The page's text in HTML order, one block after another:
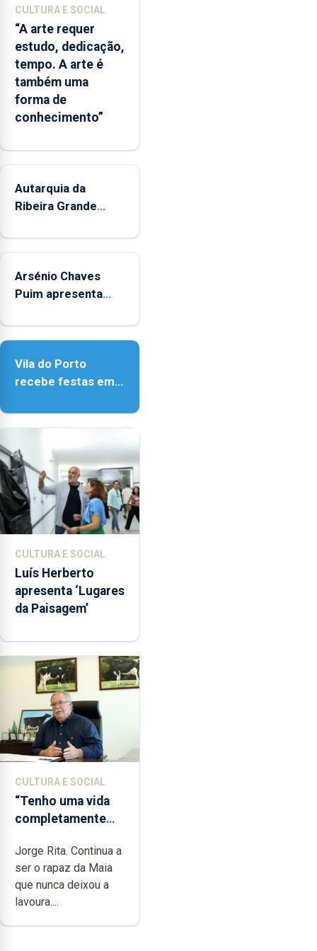
partilhadas
entre
o
Governo
Regional
e
municípios.
CULTURA E SOCIAL
“A arte requer
estudo, dedicação,
tempo. A arte é
também uma
forma de
conhecimento”
Autarquia da
Ribeira Grande
"Museus no Verão"
Arsénio Chaves
Puim apresenta
de Vila do Porto
Vila do Porto
recebe festas em
Senhora da
CULTURA E SOCIAL
Luís Herberto
apresenta ‘Lugares
da Paisagem’
CULTURA E SOCIAL
“Tenho uma vida
completamente
dedicação, gosto e
muita paixão”
Jorge Rita. Continua a
ser o rapaz da Maia
que nunca deixou a
lavoura....